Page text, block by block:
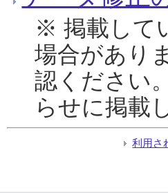
※ 掲載して
場合があり
認ください
らせに掲載
利用さ